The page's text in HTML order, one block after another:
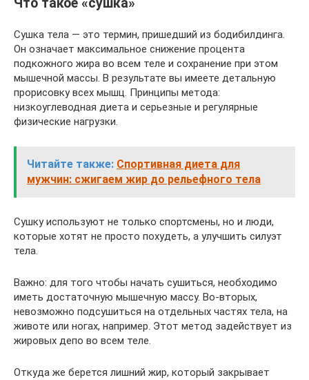
Что такое «сушка»
Сушка тела — это термин, пришедший из бодибилдинга.
Он означает максимальное снижение процента
подкожного жира во всем теле и сохранение при этом
мышечной массы. В результате вы имеете детальную
прорисовку всех мышц. Принципы метода:
низкоуглеводная диета и серьезные и регулярные
физические нагрузки.
Читайте также: Спортивная диета для
мужчин: сжигаем жир до рельефного тела
Сушку используют не только спортсмены, но и люди,
которые хотят не просто похудеть, а улучшить силуэт
тела.
Важно: для того чтобы начать сушиться, необходимо
иметь достаточную мышечную массу. Во-вторых,
невозможно подсушиться на отдельных частях тела, на
животе или ногах, например. Этот метод задействует из
жировых депо во всем теле.
Откуда же берется лишний жир, который закрывает